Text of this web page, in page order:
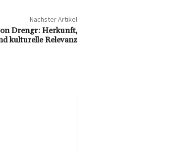
Nächster Artikel
Drengr: Herkunft,
kulturelle Relevanz